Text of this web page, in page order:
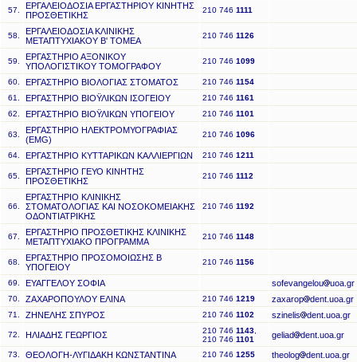
57.
ΕΡΓΑΛΕΙΟΔΟΣΙΑ ΕΡΓΑΣΤΗΡΙΟΥ ΚΙΝΗΤΗΣ
ΠΡΟΣΘΕΤΙΚΗΣ
210 746 1111
58.
ΕΡΓΑΛΕΙΟΔΟΣΙΑ ΚΛΙΝΙΚΗΣ
ΜΕΤΑΠΤΥΧΙΑΚΟΥ Β' ΤΟΜΕΑ
210 746 1126
59.
ΕΡΓΑΣΤΗΡΙΟ ΑΞΟΝΙΚΟΥ
ΥΠΟΛΟΓΙΣΤΙΚΟΥ ΤΟΜΟΓΡΑΦΟΥ
210 746 1099
60. ΕΡΓΑΣΤΗΡΙΟ ΒΙΟΛΟΓΙΑΣ ΣΤΟΜΑΤΟΣ 210 746 1154
61.
ΕΡΓΑΣΤΗΡΙΟ ΒΙΟΫΛΙΚΩΝ ΙΣΟΓΕΙΟΥ 210 746 1161
62.
ΕΡΓΑΣΤΗΡΙΟ ΒΙΟΫΛΙΚΩΝ ΥΠΟΓΕΙΟΥ 210 746 1101
63.
ΕΡΓΑΣΤΗΡΙΟ ΗΛΕΚΤΡΟΜΥΟΓΡΑΦΙΑΣ
(EMG)
210 746 1096
64. ΕΡΓΑΣΤΗΡΙΟ ΚΥΤΤΑΡΙΚΩΝ ΚΑΛΛΙΕΡΓΙΩΝ 210 746 1211
65.
ΕΡΓΑΣΤΗΡΙΟ ΓΕΥΟ ΚΙΝΗΤΗΣ
ΠΡΟΣΘΕΤΙΚΗΣ
210 746 1112
66.
ΕΡΓΑΣΤΗΡΙΟ ΚΛΙΝΙΚΗΣ
ΣΤΟΜΑΤΟΛΟΓΙΑΣ ΚΑΙ ΝΟΣΟΚΟΜΕΙΑΚΗΣ
ΟΔΟΝΤΙΑΤΡΙΚΗΣ
210 746 1192
67.
ΕΡΓΑΣΤΗΡΙΟ ΠΡΟΣΘΕΤΙΚΗΣ ΚΛΙΝΙΚΗΣ
ΜΕΤΑΠΤΥΧΙΑΚΟ ΠΡΟΓΡΑΜΜΑ
210 746 1148
68.
ΕΡΓΑΣΤΗΡΙΟ ΠΡΟΣΟΜΟΙΩΣΗΣ Β
ΥΠΟΓΕΙΟΥ
210 746 1156
69. ΕΥΑΓΓΕΛΟΥ ΣΟΦΙΑ sofevangelou uoa.gr
70. ΖΑΧΑΡΟΠΟΥΛΟΥ ΕΛΙΝΑ 210 746 1219 zaxarop dent.uoa.gr
71. ΖΗΝΕΛΗΣ ΣΠΥΡΟΣ 210 746 1102 szinelis dent.uoa.gr
72. ΗΛΙΑΔΗΣ ΓΕΩΡΓΙΟΣ 210 746 1143
210 746 1101 geliad dent.uoa.gr
73. ΘΕΟΛΟΓΗ-ΛΥΓΙΔΑΚΗ ΚΩΝΣΤΑΝΤΙΝΑ 210 746 1255 theolog dent.uoa.gr